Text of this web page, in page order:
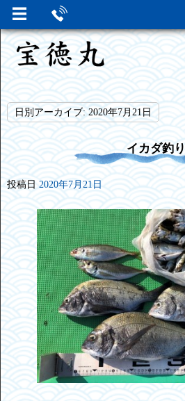
日別アーカイブ:2020年7月21日
イカダ釣り
投稿日 2020年7月21日